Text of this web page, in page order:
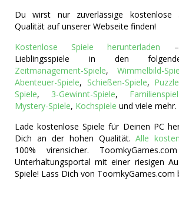
Du wirst nur zuverlässige kostenlose
Qualität auf unserer Webseite finden!
Kostenlose Spiele herunterladen –
Lieblingsspiele in den
Zeitmanagement-Spiele, Wimmelbild-
Abenteuer-Spiele, Schießen-Spiele,
Spiele, 3-Gewinnt-Spiele,
Mystery-Spiele, Kochspiele und viele mehr.
Lade kostenlose Spiele für Deinen PC
Dich an der hohen Qualität.Alle
100% virensicher.
Unterhaltungsportal mit einer riesigen
Spiele! Lass Dich von ToomkyGames.com